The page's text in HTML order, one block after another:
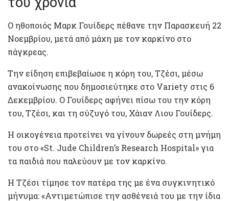
Ο ηθοποιός Μαρκ Γουίδερς πέθανε την Παρασκευή 22
Νοεμβρίου, μετά από μάχη με τον καρκίνο στο
πάγκρεας.
Την είδηση επιβεβαίωσε η κόρη του, Τζέσι, μέσω
ανακοίνωσης που δημοσιεύτηκε στο Variety στις 6
Δεκεμβρίου. Ο Γουίδερς αφήνει πίσω του την κόρη
του, Τζέσι, και τη σύζυγό του, Χάιαν Λιου Γουίδερς.
Η οικογένεια προτείνει να γίνουν δωρεές στη μνήμη
του στο «St. Jude Children’s Research Hospital» για
τα παιδιά που παλεύουν με τον καρκίνο.
Η Τζέσι τίμησε τον πατέρα της με ένα συγκινητικό
μήνυμα: «Αντιμετώπισε την ασθένειά του με την ίδια